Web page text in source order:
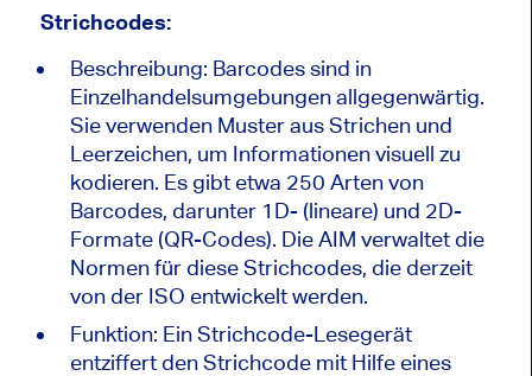
Strichcodes:
Beschreibung: Barcodes sind in
Einzelhandelsumgebungen allgegenwärtig.
Sie verwenden Muster aus Strichen und
Leerzeichen, um Informationen visuell zu
kodieren. Es gibt etwa 250 Arten von
Barcodes, darunter 1D- (lineare) und 2D-
Formate (QR-Codes). Die AIM verwaltet die
Normen für diese Strichcodes, die derzeit
von der ISO entwickelt werden.
Funktion: Ein Strichcode-Lesegerät
entziffert den Strichcode mit Hilfe eines